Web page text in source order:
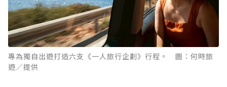
專為獨自出遊打造六支《一人旅行企劃》行程。 圖：何時旅
遊／提供